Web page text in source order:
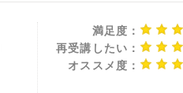
満足度：
再受講したい：
オススメ度：